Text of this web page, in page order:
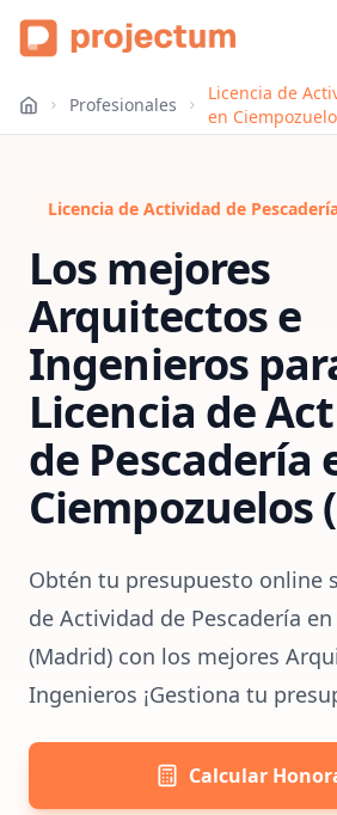
Profesionales
Licencia de
en
Licencia de Actividad de
Los mejores
Arquitectos e
Ingenieros
Licencia de
de Pescadería
Ciempozuelos
Obtén tu presupuesto online
de Actividad de Pescadería
(Madrid) con los mejores
Ingenieros ¡Gestiona tu
Calcular